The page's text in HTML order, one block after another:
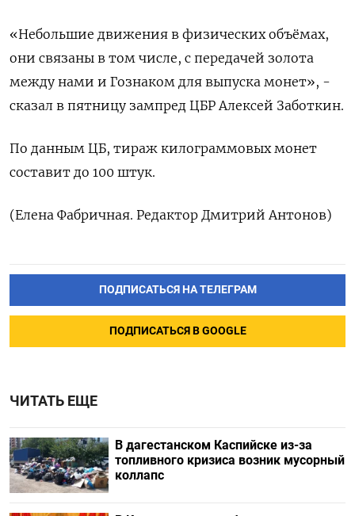
«Небольшие движения в физических объёмах,
они связаны в том числе, с передачей золота
между нами и Гознаком для выпуска монет», -
сказал в пятницу зампред ЦБР Алексей Заботкин.
По данным ЦБ, тираж килограммовых монет
составит до 100 штук.
(Елена Фабричная. Редактор Дмитрий Антонов)
ПОДПИСАТЬСЯ НА ТЕЛЕГРАМ
ПОДПИСАТЬСЯ В GOOGLE
ЧИТАТЬ ЕЩЕ
В дагестанском Каспийске из-за
топливного кризиса возник мусорный
коллапс